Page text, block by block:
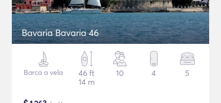
Bavaria Bavaria 46
Barca a vela
46 ft
14 m
10 4 5